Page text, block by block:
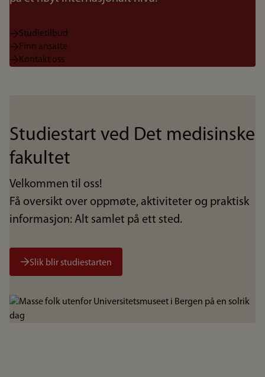
Studietilbud
Finn ansatte
Kontakt oss
Studiestart ved Det medisinske
fakultet
Velkommen til oss!
Få oversikt over oppmøte, aktiviteter og praktisk
informasjon: Alt samlet på ett sted.
Slik blir studiestarten
Bilde